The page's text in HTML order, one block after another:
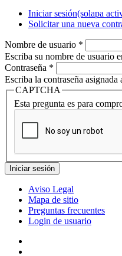
Iniciar sesión(solapa
Solicitar una nueva
Nombre de usuario *
Escriba su nombre de usuario
Contraseña *
Escriba la contraseña asignada
CAPTCHA
Esta pregunta es para
Aviso Legal
Mapa de sitio
Preguntas frecuentes
Login de usuario